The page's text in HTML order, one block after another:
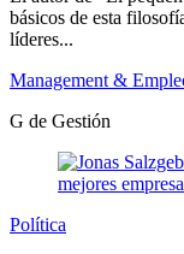
básicos de esta
líderes...
Management &
G de Gestión
Política